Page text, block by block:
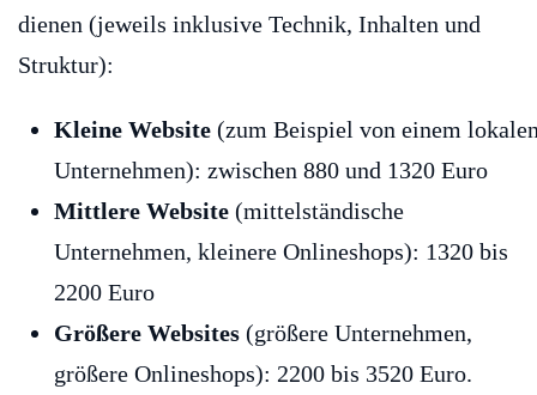
dienen (jeweils inklusive Technik, Inhalten und
Struktur):
Kleine Website (zum Beispiel von einem
Unternehmen): zwischen 880 und 1320 Euro
Mittlere Website (mittelständische
Unternehmen, kleinere Onlineshops): 1320 bis
2200 Euro
Größere Websites (größere Unternehmen,
größere Onlineshops): 2200 bis 3520 Euro.